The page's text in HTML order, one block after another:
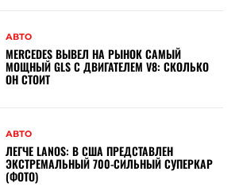
АВТО
MERCEDES ВЫВЕЛ НА РЫНОК САМЫЙ
МОЩНЫЙ GLS С ДВИГАТЕЛЕМ V8: СКОЛЬКО
ОН СТОИТ
АВТО
ЛЕГЧЕ LANOS: В США ПРЕДСТАВЛЕН
ЭКСТРЕМАЛЬНЫЙ 700-СИЛЬНЫЙ СУПЕРКАР
(ФОТО)